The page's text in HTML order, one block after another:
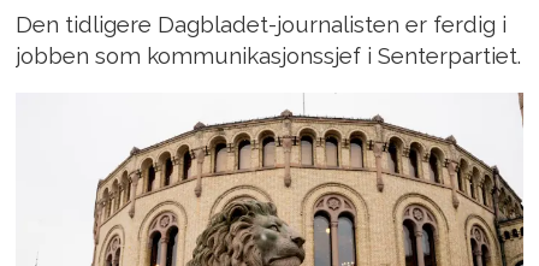
Den tidligere Dagbladet-journalisten er ferdig i
jobben som kommunikasjonssjef i Senterpartiet.